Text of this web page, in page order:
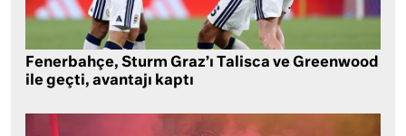
Fenerbahçe, Sturm Graz’ı Talisca ve Greenwood
ile geçti, avantajı kaptı